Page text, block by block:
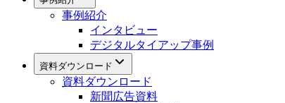
事例紹介
インタビュー
デジタルタイアップ事例
資料ダウンロード
資料ダウンロード
新聞広告資料